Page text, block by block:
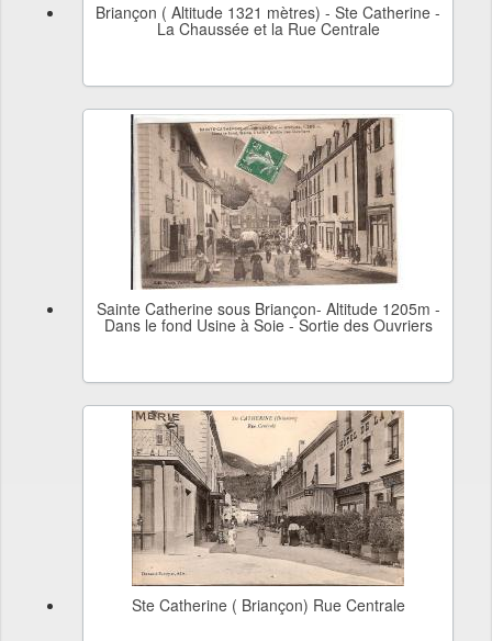
Briançon ( Altitude 1321 mètres) - Ste Catherine -
La Chaussée et la Rue Centrale
Sainte Catherine sous Briançon- Altitude 1205m -
Dans le fond Usine à Soie - Sortie des Ouvriers
Ste Catherine ( Briançon) Rue Centrale